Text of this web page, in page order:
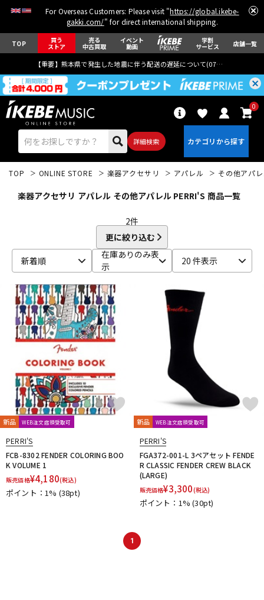
For Overseas Customers: Please visit "https://global.ikebe-
gakki.com/" for direct international shipping.
TOP 買う
ストア
売る
中古買取
イベント
動画
学割
サービス 店舗一覧
【重要】熊本県で発生した地震に伴う配送の遅延について(07月29日
詳細検索
0
ベース
ドラム パーカッション
キーボード 電子ピアノ
管楽器 その他楽器
アンプ エフェクター
DJ機器 DTM
TOP ONLINE STORE 楽器アクセサリ アパレル その他アパ
楽器アクセサリ アパレル その他アパレル PERRI'S 商品一覧
2件
更に絞り込む
新着順
在庫ありのみ表
示
20 件表示
新品 WEB注文店頭受取可
PERRI'S
FCB-8302 FENDER COLORING BOO
K VOLUME 1
販売価格¥4,180(税込)
ポイント：1% (38pt)
新品 WEB注文店頭受取可
PERRI'S
FGA372-001-L 3ペアセット FENDE
R CLASSIC FENDER CREW BLACK
(LARGE)
販売価格¥3,300(税込)
ポイント：1%(30pt)
1